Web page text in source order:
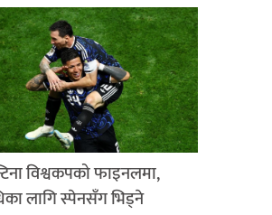
विश्वकपको फाइनलमा,
लागि स्पेनसँग भिड्ने